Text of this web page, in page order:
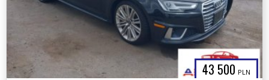
43 500 PLN